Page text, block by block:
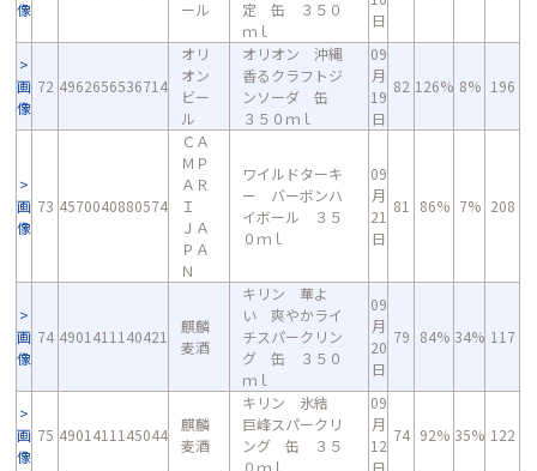
像
ール
定 缶 ３５０
ｍｌ
日
画
像
72 4962656536714
オリ
オン
ビー
ル
オリオン 沖縄
香るクラフトジ
ンソーダ 缶
３５０ｍｌ
09
月
19
日
82 126% 8% 196
画
像
73 4570040880574
ＣＡ
ＭＰ
ＡＲ
Ｉ
ＪＡ
ＰＡ
Ｎ
ワイルドターキ
ー バーボンハ
イボール ３５
０ｍｌ
09
月
21
日
81 86% 7% 208
画
像
74 4901411140421
麒麟
麦酒
キリン 華よ
い 爽やかライ
チスパークリン
グ 缶 ３５０
ｍｌ
09
月
20
日
79 84% 34% 117
画
像
75 4901411145044
麒麟
麦酒
キリン 氷結
巨峰スパークリ
ング 缶 ３５
０ｍｌ
09
月
12
日
74 92% 35% 122